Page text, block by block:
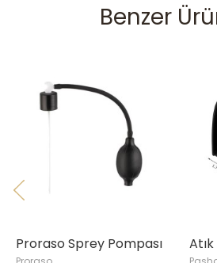
Benzer
Proraso Sprey Pompası